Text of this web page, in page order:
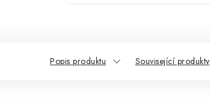
Popis produktu Související produkty